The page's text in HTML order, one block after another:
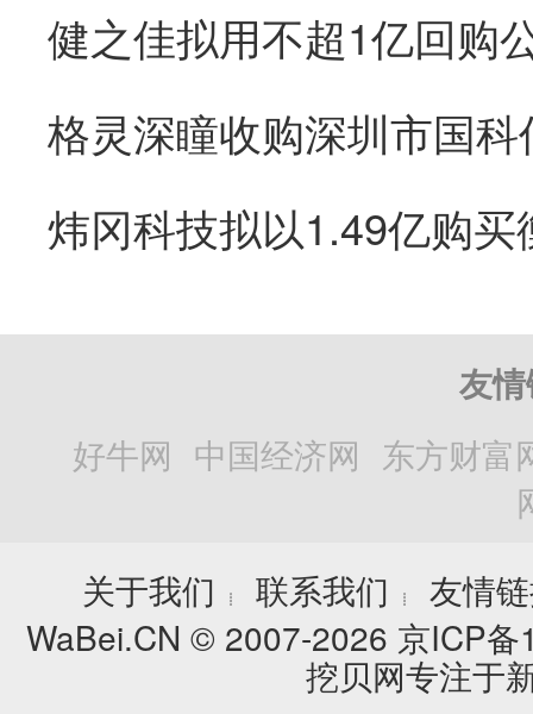
友
好牛网 中国经济网 东方财富
关于我们
┊ 联系我们 ┊
友情
WaBei.CN © 2007-2026 京ICP
挖贝网专注于